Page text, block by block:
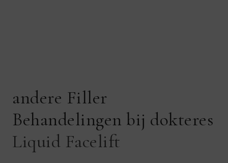
andere Filler
Behandelingen bij dokteres
Liquid Facelift